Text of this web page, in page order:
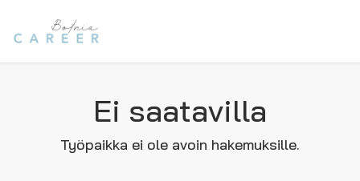
Ei saatavilla
Työpaikka ei ole avoin hakemuksille.